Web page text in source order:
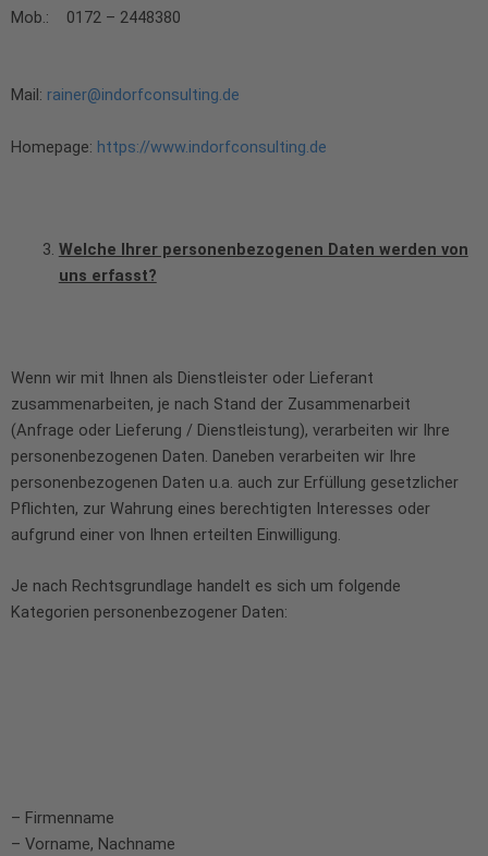
Mob.: 0172 – 2448380
Mail: rainer@indorfconsulting.de
Homepage: https://www.indorfconsulting.de
Welche Ihrer personenbezogenen Daten werden von
uns erfasst?
Wenn wir mit Ihnen als Dienstleister oder Lieferant
zusammenarbeiten, je nach Stand der Zusammenarbeit
(Anfrage oder Lieferung / Dienstleistung), verarbeiten wir Ihre
personenbezogenen Daten. Daneben verarbeiten wir Ihre
personenbezogenen Daten u.a. auch zur Erfüllung gesetzlicher
Pflichten, zur Wahrung eines berechtigten Interesses oder
aufgrund einer von Ihnen erteilten Einwilligung.
Je nach Rechtsgrundlage handelt es sich um folgende
Kategorien personenbezogener Daten:
– Firmenname
– Vorname, Nachname